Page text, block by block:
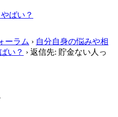
ばい？
ーラム › 自分自身の悩みや相
い？ › 返信先: 貯金ない人っ